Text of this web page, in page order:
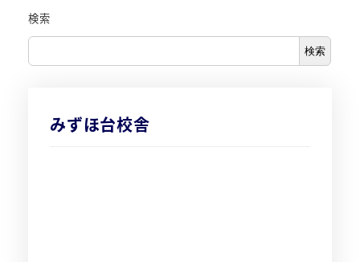
検索
検索
みずほ台校舎